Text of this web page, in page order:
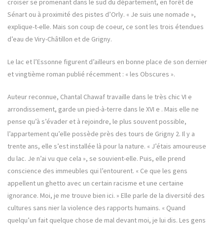
croiser se promenant dans le sud du département, en forêt de
Sénart ou à proximité des pistes d’Orly. « Je suis une nomade »,
explique-t-elle. Mais son coup de coeur, ce sont les trois étendues
d’eau de Viry-Châtillon et de Grigny.
Le lac et l’Essonne figurent d’ailleurs en bonne place de son dernier
et vingtième roman publié récemment : « les Obscures ».
Auteur reconnue, Chantal Chawaf travaille dans le très chic VI e
arrondissement, garde un pied-à-terre dans le XVI e . Mais elle ne
pense qu’à s’évader et à rejoindre, le plus souvent possible,
l’appartement qu’elle possède près des tours de Grigny 2. Il y a
trente ans, elle s’est installée là pour la nature. « J’étais amoureuse
du lac. Je n’ai vu que cela », se souvient-elle. Puis, elle prend
conscience des immeubles qui l’entourent. « Ce que les gens
appellent un ghetto avec un certain racisme et une certaine
ignorance. Moi, je me trouve bien ici. » Elle parle de la diversité des
cultures sans nier la violence des rapports humains. « Quand
quelqu’un fait quelque chose de mal devant moi, je lui dis. Les gens